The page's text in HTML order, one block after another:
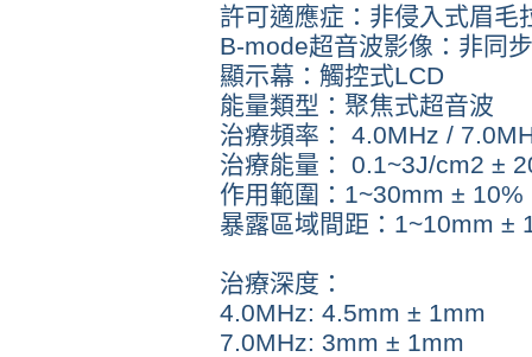
許可適應症：非侵入式眉毛
B-mode超音波影像：非同
顯示幕：觸控式LCD
能量類型：聚焦式超音波
治療頻率： 4.0MHz /
治療能量： 0.1~3J/cm2 ±
作用範圍：1~30mm ± 10%
暴露區域間距：1~10mm ±
治療深度：
4.0MHz: 4.5mm ± 1mm
7.0MHz: 3mm ± 1mm